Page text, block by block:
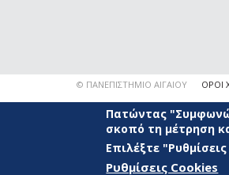
© ΠΑΝΕΠΙΣΤΗΜΙΟ ΑΙΓΑΙΟΥ ΟΡΟΙ
Πατώντας
σκοπό τη μέτρηση
Επιλέξτε
Ρυθμίσεις Cookies